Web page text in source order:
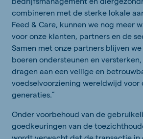
combineren met de sterke lokale
Feed & Care, kunnen we nog meer
voor onze klanten, partners en de
Samen met onze partners blijven
boeren ondersteunen en
dragen aan een veilige en
voedselvoorziening wereldwijd voor
generaties.”
Onder voorbehoud van de
goedkeuringen van de